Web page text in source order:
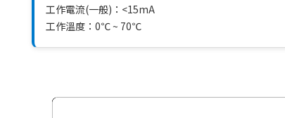
工作電流(一般)：<15mA
工作溫度：0℃ ~ 70℃